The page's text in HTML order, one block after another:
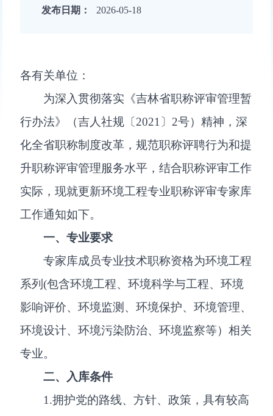
发布日期： 2026-05-18
各有关单位：
为深入贯彻落实《吉林省职称评审管理暂
行办法》（吉人社规〔2021〕2号）精神，深
化全省职称制度改革，规范职称评聘行为和提
升职称评审管理服务水平，结合职称评审工作
实际，现就更新环境工程专业职称评审专家库
工作通知如下。
一、专业要求
专家库成员专业技术职称资格为环境工程
系列(包含环境工程、环境科学与工程、环境
影响评价、环境监测、环境保护、环境管理、
环境设计、环境污染防治、环境监察等）相关
专业。
二、入库条件
1.拥护党的路线、方针、政策，具有较高